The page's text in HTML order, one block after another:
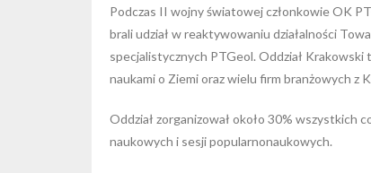
Podczas II wojny światowej członkowie OK
brali udział w reaktywowaniu działalności
specjalistycznych PTGeol. Oddział
naukami o Ziemi oraz wielu firm branżowych z
Oddział zorganizował około 30% wszystkich
naukowych i sesji popularnonaukowych.